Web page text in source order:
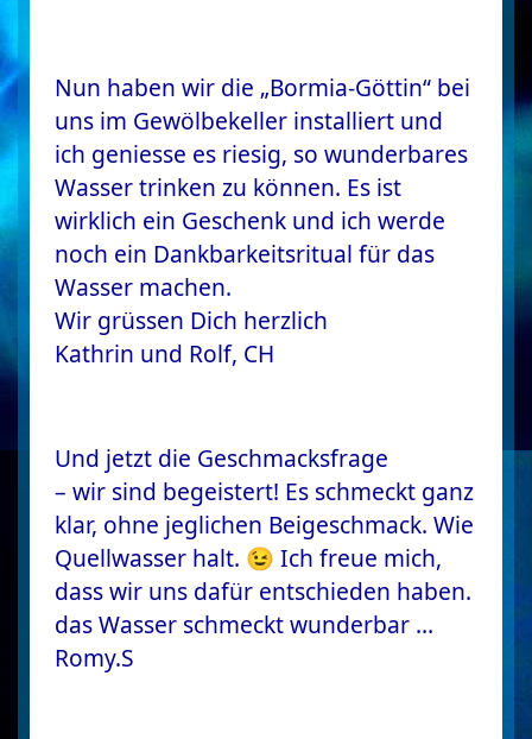
Nun haben wir die „Bormia-Göttin“ bei
uns im Gewölbekeller installiert und
ich geniesse es riesig, so wunderbares
Wasser trinken zu können. Es ist
wirklich ein Geschenk und ich werde
noch ein Dankbarkeitsritual für das
Wasser machen.
Wir grüssen Dich herzlich
Kathrin und Rolf, CH
Und jetzt die Geschmacksfrage
– wir sind begeistert! Es schmeckt ganz
klar, ohne jeglichen Beigeschmack. Wie
Quellwasser halt. 😉 Ich freue mich,
dass wir uns dafür entschieden haben.
das Wasser schmeckt wunderbar …
Romy.S